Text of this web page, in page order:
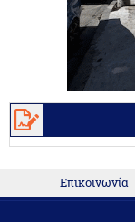
Επικοινωνία